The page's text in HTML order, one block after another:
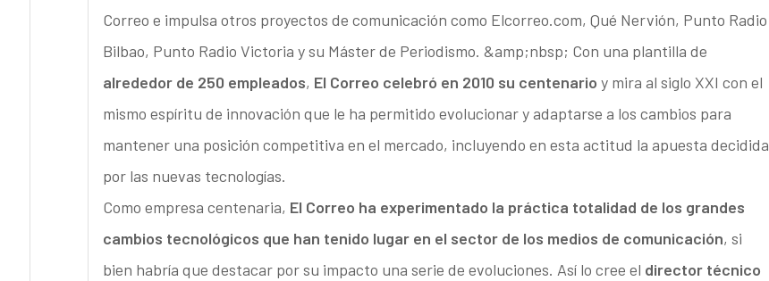
Correo e impulsa otros proyectos de comunicación como Elcorreo.com, Qué Nervión, Punto Radio
Bilbao, Punto Radio Victoria y su Máster de Periodismo. &amp;nbsp; Con una plantilla de
alrededor de 250 empleados, El Correo celebró en 2010 su centenario y mira al siglo XXI con el
mismo espíritu de innovación que le ha permitido evolucionar y adaptarse a los cambios para
mantener una posición competitiva en el mercado, incluyendo en esta actitud la apuesta decidida
por las nuevas tecnologías.
Como empresa centenaria, El Correo ha experimentado la práctica totalidad de los grandes
cambios tecnológicos que han tenido lugar en el sector de los medios de comunicación, si
bien habría que destacar por su impacto una serie de evoluciones. Así lo cree el director técnico